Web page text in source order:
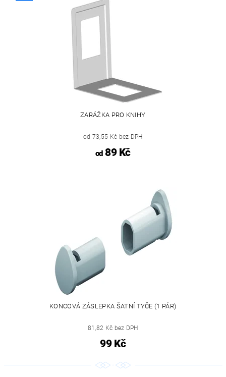
ZARÁŽKA PRO KNIHY
od 73,55 Kč bez DPH
od89 Kč
KONCOVÁ ZÁSLEPKA ŠATNÍ TYČE (1 PÁR)
81,82 Kč bez DPH
99 Kč